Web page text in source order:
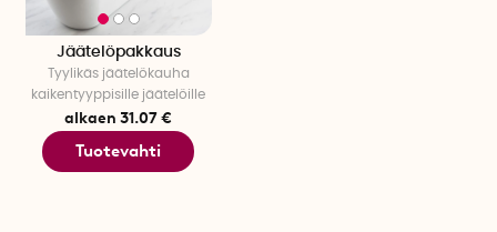
Jäätelöpakkaus
Tyylikäs jäätelökauha
kaikentyyppisille jäätelöille
alkaen 31.07 €
Tuotevahti